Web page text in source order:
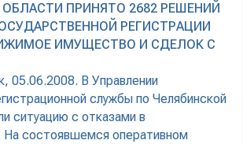
ПРИНЯТО 2682 РЕШЕНИЙ
РЕГИСТРАЦИИ
ИМУЩЕСТВО И СДЕЛОК С
05.06.2008. В Управлении
службы по Челябинской
ситуацию с отказами в
На состоявшемся оперативном